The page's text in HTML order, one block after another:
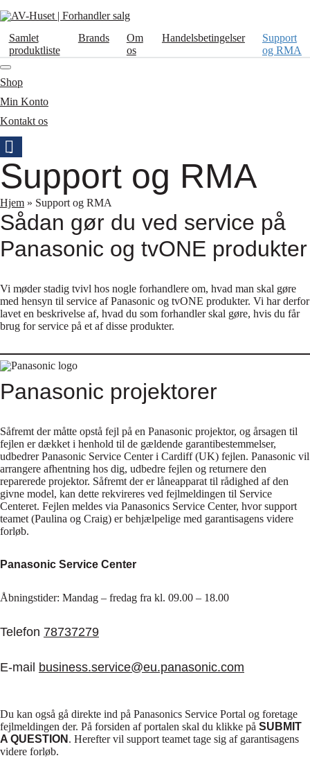
Samlet
produktliste
Brands
Om
os
Handelsbetingelser
Support
og RMA
Shop
Min Konto
Kontakt os
Support og RMA
Hjem » Support og RMA
Sådan gør du ved service på
Panasonic og tvONE produkter
Vi møder stadig tvivl hos nogle forhandlere om, hvad man skal gøre
med hensyn til service af Panasonic og tvONE produkter. Vi har derfor
lavet en beskrivelse af, hvad du som forhandler skal gøre, hvis du får
brug for service på et af disse produkter.
Panasonic projektorer
Såfremt der måtte opstå fejl på en Panasonic projektor, og årsagen til
fejlen er dækket i henhold til de gældende garantibestemmelser,
udbedrer Panasonic Service Center i Cardiff (UK) fejlen. Panasonic vil
arrangere afhentning hos dig, udbedre fejlen og returnere den
reparerede projektor. Såfremt der er låneapparat til rådighed af den
givne model, kan dette rekvireres ved fejlmeldingen til Service
Centeret. Fejlen meldes via Panasonics Service Center, hvor support
teamet (Paulina og Craig) er behjælpelige med garantisagens videre
forløb.
Panasonic Service Center
Åbningstider: Mandag – fredag fra kl. 09.00 – 18.00
Telefon 78737279
E-mail business.service@eu.panasonic.com
Du kan også gå direkte ind på Panasonics Service Portal og foretage
fejlmeldingen der. På forsiden af portalen skal du klikke på SUBMIT
A QUESTION . Herefter vil support teamet tage sig af garantisagens
videre forløb.